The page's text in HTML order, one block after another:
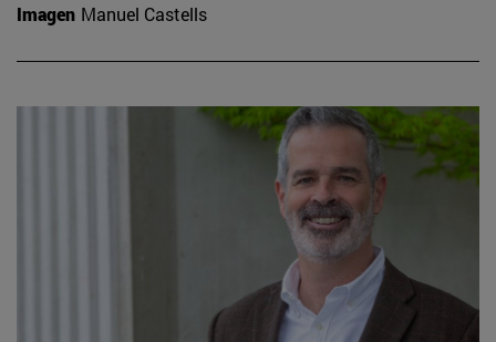
Imagen Manuel Castells